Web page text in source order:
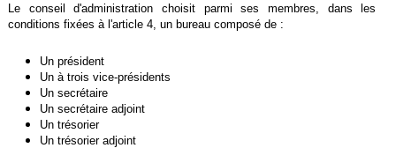
Le conseil d'administration choisit parmi ses membres, dans les
conditions fixées à l'article 4, un bureau composé de :
Un président
Un à trois vice-présidents
Un secrétaire
Un secrétaire adjoint
Un trésorier
Un trésorier adjoint